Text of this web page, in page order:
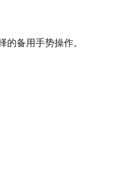
备用手势操作。